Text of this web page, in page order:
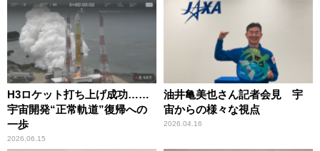
H3ロケット打ち上げ成功……
宇宙開発“正常軌道”復帰への
一歩
2026.06.15
油井亀美也さん記者会見 宇
宙からの様々な視点
2026.04.16